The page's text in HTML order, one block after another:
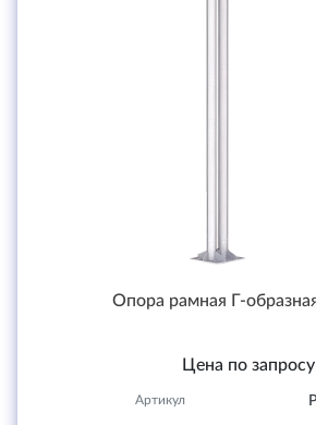
Опора рамная Г-
Цена по запросу
Артикул